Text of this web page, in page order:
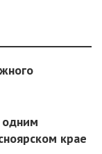
одним
крае